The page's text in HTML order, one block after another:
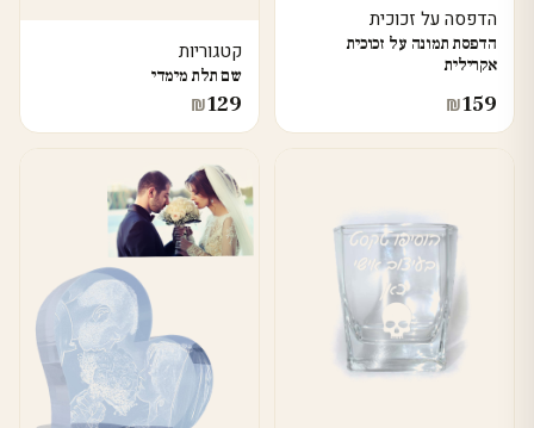
הדפסה על זכוכית
הדפסת תמונה על זכוכית
אקרילית
₪159
קטגוריות
שם תלת מימדי
₪129